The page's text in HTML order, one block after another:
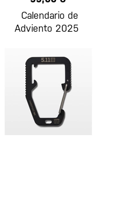
Calendario de
Adviento 2025